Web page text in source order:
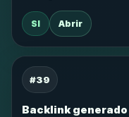
SI Abrir
#39
Backlink